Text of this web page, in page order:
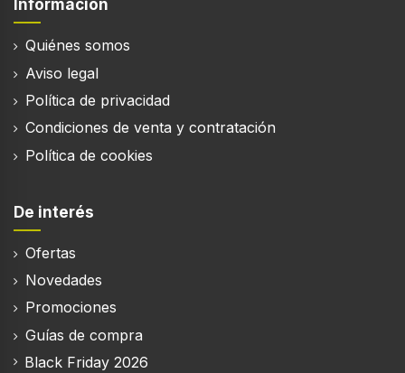
Información
Quiénes somos
Aviso legal
Política de privacidad
Condiciones de venta y contratación
Política de cookies
De interés
Ofertas
Novedades
Promociones
Guías de compra
Black Friday 2026